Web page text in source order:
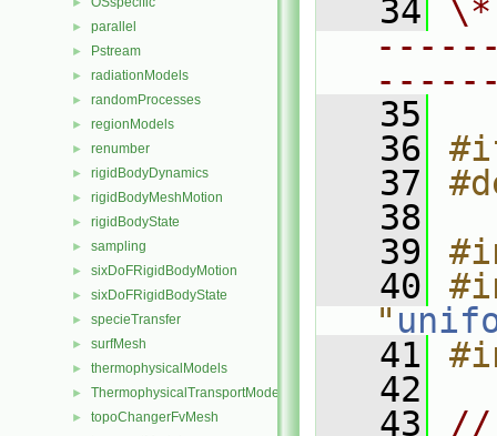
► parallel
► Pstream
► radiationModels
► randomProcesses
► regionModels
► renumber
► rigidBodyDynamics
► rigidBodyMeshMotion
► rigidBodyState
► sampling
► sixDoFRigidBodyMotion
► sixDoFRigidBodyState
► specieTransfer
► surfMesh
► thermophysicalModels
► ThermophysicalTransportModels
► topoChangerFvMesh
   34
   35
   36
   37
   38
   39
   40
"
   41
   42
   43
//